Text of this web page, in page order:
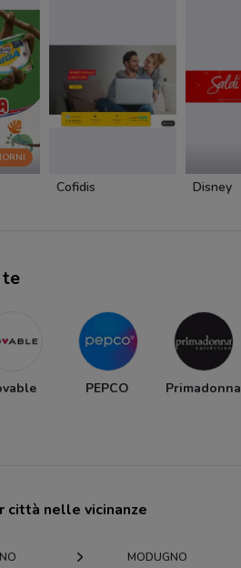
Cofidis Disney
PEPCO Primadonna
città nelle vicinanze
MODUGNO